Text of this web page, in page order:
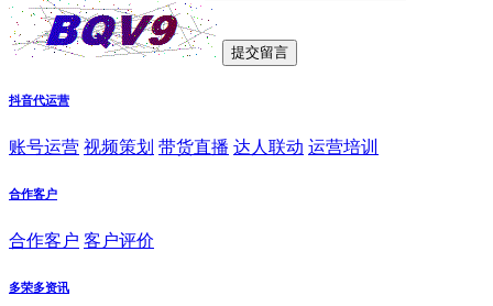
抖音代运营
账号运营 视频策划 带货直播 达人联动 运营培训
合作客户
合作客户 客户评价
多荣多资讯